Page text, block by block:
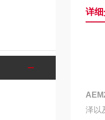
详
泽以